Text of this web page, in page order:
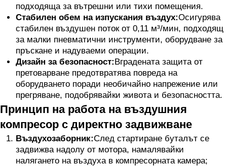
подходяща за вътрешни или тихи помещения.
Стабилен обем на изпускания въздух:Осигурява
стабилен въздушен поток от 0,11 м³/мин, подходящ
за малки пневматични инструменти, оборудване за
пръскане и надуваеми операции.
Дизайн за безопасност:Вградената защита от
претоварване предотвратява повреда на
оборудването поради необичайно напрежение или
прегряване, подобрявайки живота и безопасността.
Принцип на работа на въздушния
компресор с директно задвижване
Въздухозаборник:След стартиране буталът се
задвижва надолу от мотора, намалявайки
налягането на въздуха в компресорната камера;